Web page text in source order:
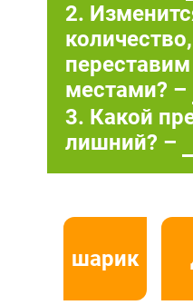
2.
местами? –
3. Какой
лишний? –
шарик